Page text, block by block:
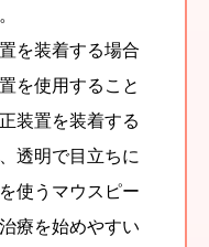
を装着する場合
を使用すること
装置を装着する
透明で目立ちに
使うマウスピー
療を始めやすい